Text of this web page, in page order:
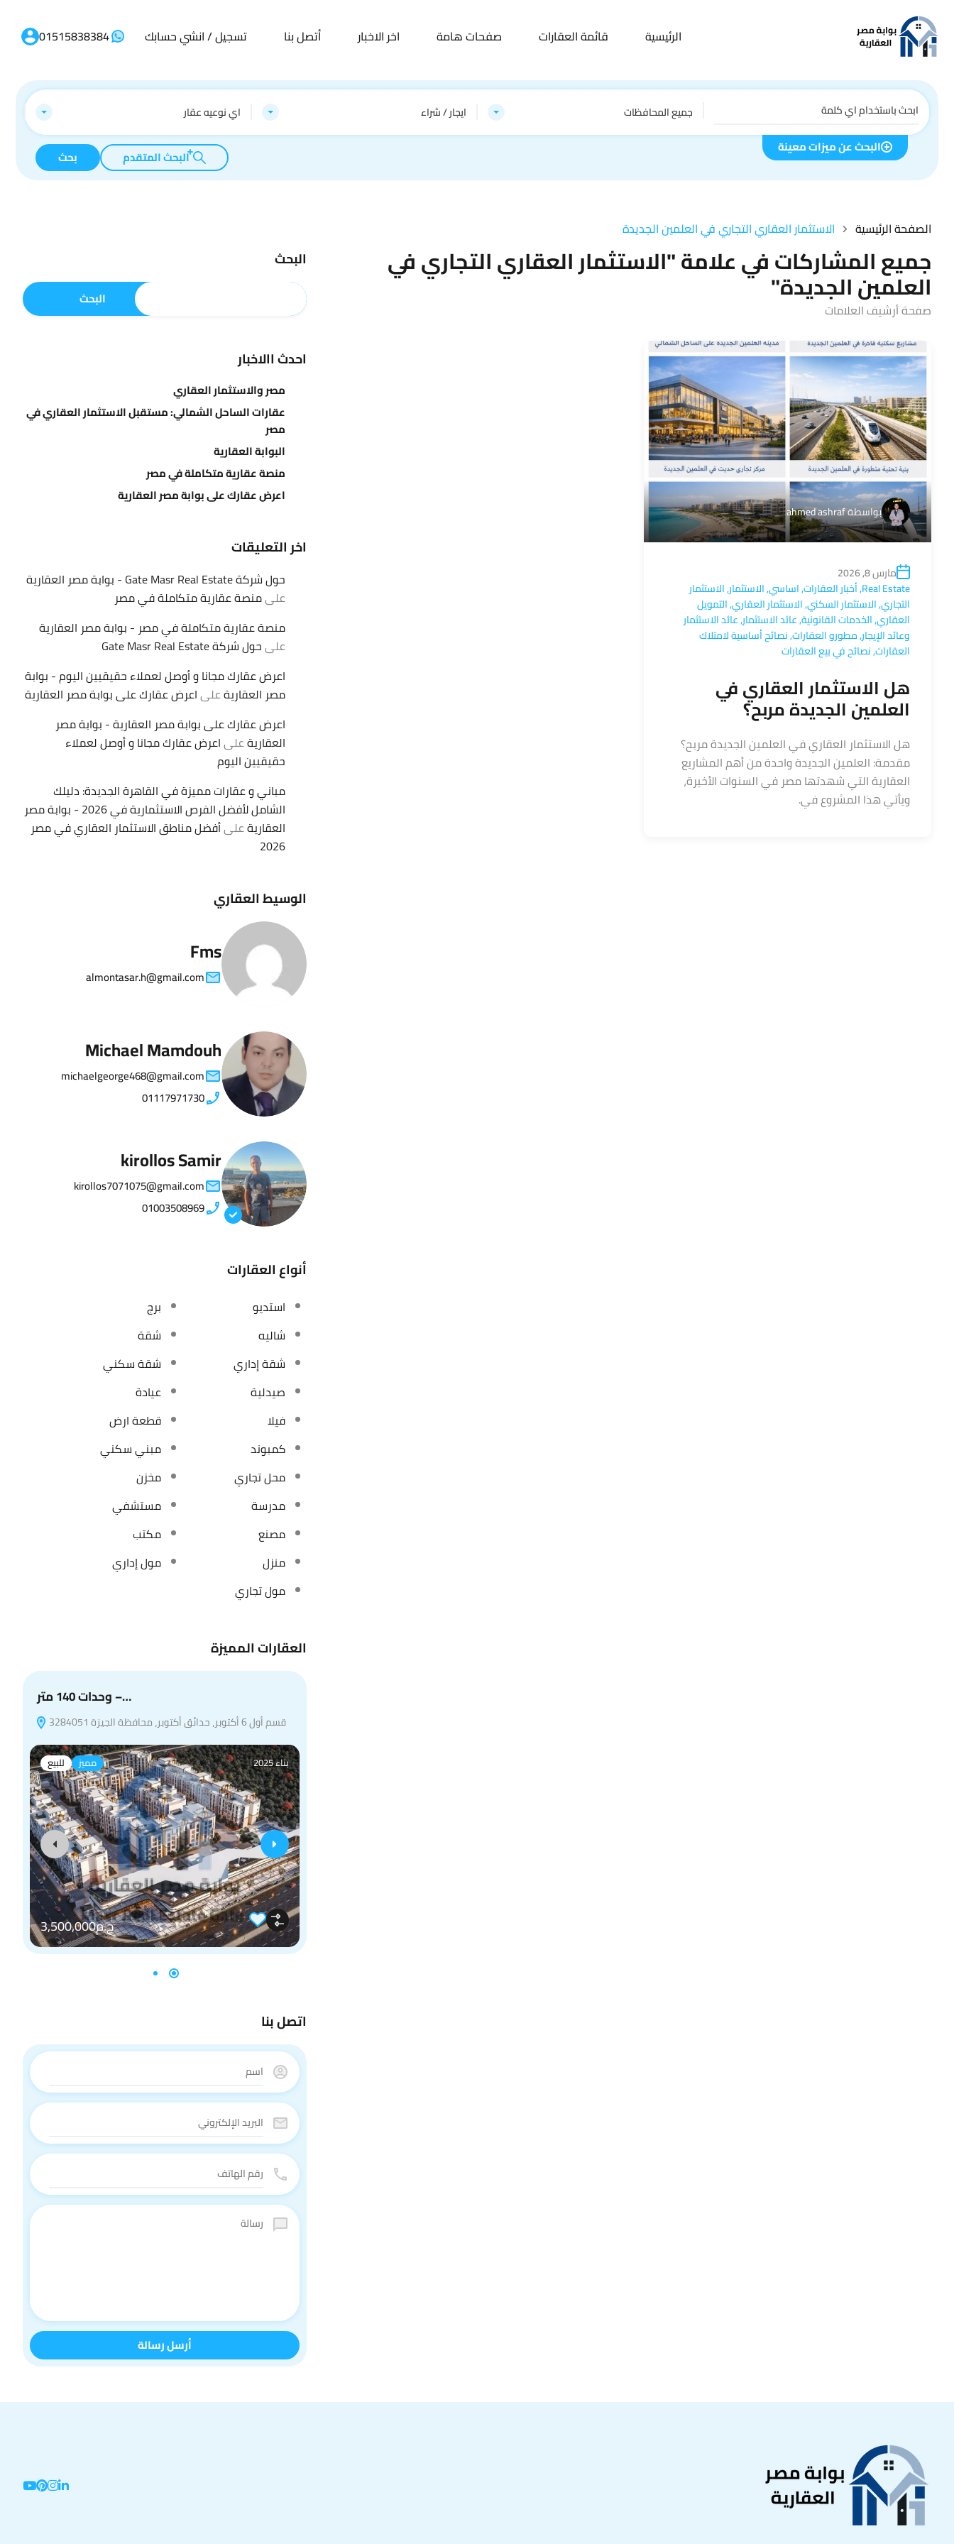
الرئيسية قائمة العقارات صفحات هامة اخر الاخبار أتصل بنا تسجيل / انشي حسابك 01515838384
جميع المحافظات ايجار / شراء اي نوعيه عقار
البحث عن ميزات معينة
البحث المتقدم بحث
الصفحة الرئيسية الاستثمار العقاري التجاري في العلمين الجديدة
جميع المشاركات في علامة "الاستثمار العقاري التجاري في
العلمين الجديدة"
صفحة أرشيف العلامات
بواسطةahmed ashraf
مارس 8, 2026
Real Estate
,أخبار العقارات,اساسي,الاستثمار,الاستثمار
التجاري,الاستثمار السكني,الاستثمار العقاري,التمويل
العقاري,الخدمات القانونية,عائد الاستثمار,عائد الاستثمار
وعائد الإيجار,مطورو العقارات,نصائح أساسية لامتلاك
العقارات,نصائح في بيع العقارات
هل الاستثمار العقاري في
العلمين الجديدة مربح؟
هل الاستثمار العقاري في العلمين الجديدة مربح؟
مقدمة: العلمين الجديدة واحدة من أهم المشاريع
العقارية التي شهدتها مصر في السنوات الأخيرة،
ويأتي هذا المشروع في.
البحث
البحث
احدث االاخبار
مصر والاستثمار العقاري
عقارات الساحل الشمالي: مستقبل الاستثمار العقاري في
مصر
البوابة العقارية
منصة عقارية متكاملة في مصر
اعرض عقارك على بوابة مصر العقارية
اخر التعليقات
حول شركة Gate Masr Real Estate - بوابة مصر العقارية
علىمنصة عقارية متكاملة في مصر
منصة عقارية متكاملة في مصر - بوابة مصر العقارية
علىحول شركة Gate Masr Real Estate
اعرض عقارك مجانا و أوصل لعملاء حقيقيين اليوم - بوابة
مصر العقاريةعلىاعرض عقارك على بوابة مصر العقارية
اعرض عقارك على بوابة مصر العقارية - بوابة مصر
العقاريةعلىاعرض عقارك مجانا و أوصل لعملاء
حقيقيين اليوم
مباني و عقارات مميزة في القاهرة الجديدة: دليلك
الشامل لأفضل الفرص الاستثمارية في 2026 - بوابة مصر
العقاريةعلىأفضل مناطق الاستثمار العقاري في مصر
2026
الوسيط العقاري
Fms
almontasar.h@gmail.com
Michael Mamdouh
michaelgeorge468@gmail.com
01117971730
kirollos Samir
kirollos7071075@gmail.com
01003508969
أنواع العقارات
استديو
برج
شاليه
شقة
شقة إداري
شقة سكني
صيدلية
عيادة
فيلا
قطعة ارض
كمبوند
مبني سكني
محل تجاري
مخزن
مدرسة
مستشفي
مصنع
مكتب
منزل
مول إداري
مول تجاري
العقارات المميزة
وحدات 140 متر –…
قسم أول 6 أكتوبر، حدائق أكتوبر، محافظة الجيزة 3284051
للبيع مميز بناء 2025
ج.م3,500,000
اتصل بنا